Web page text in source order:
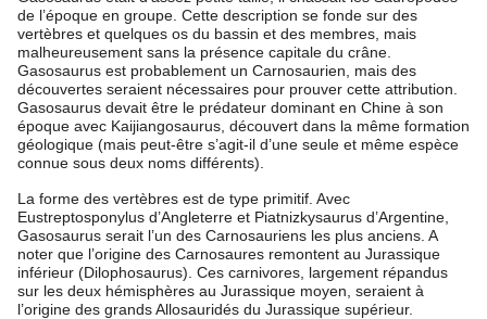
de l’époque en groupe. Cette description se fonde sur des
vertèbres et quelques os du bassin et des membres, mais
malheureusement sans la présence capitale du crâne.
Gasosaurus est probablement un Carnosaurien, mais des
découvertes seraient nécessaires pour prouver cette attribution.
Gasosaurus devait être le prédateur dominant en Chine à son
époque avec Kaijiangosaurus, découvert dans la même formation
géologique (mais peut-être s’agit-il d’une seule et même espèce
connue sous deux noms différents).
La forme des vertèbres est de type primitif. Avec
Eustreptosponylus d’Angleterre et Piatnizkysaurus d’Argentine,
Gasosaurus serait l’un des Carnosauriens les plus anciens. A
noter que l’origine des Carnosaures remontent au Jurassique
inférieur (Dilophosaurus). Ces carnivores, largement répandus
sur les deux hémisphères au Jurassique moyen, seraient à
l’origine des grands Allosauridés du Jurassique supérieur.